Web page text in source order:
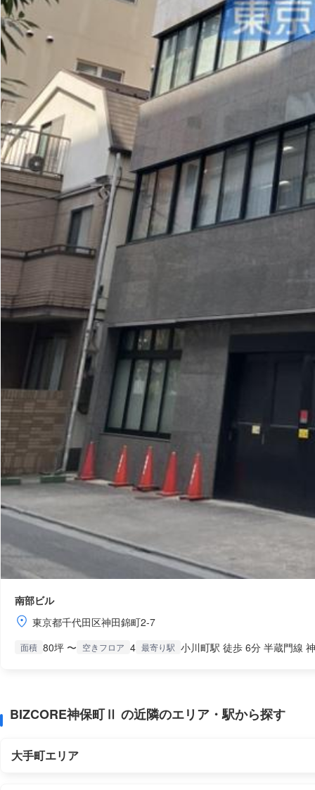
南部ビル
東京都千代田区神田錦町2-7
面積 80坪 〜 空きフロア 4 最寄り駅 小川町駅 徒歩 6分 半蔵門線
BIZCORE神保町Ⅱ の近隣のエリア・駅から探す
大手町エリア